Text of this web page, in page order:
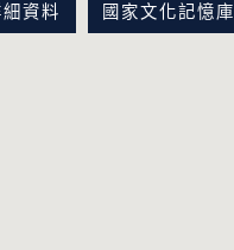
資料 國家文化記憶庫